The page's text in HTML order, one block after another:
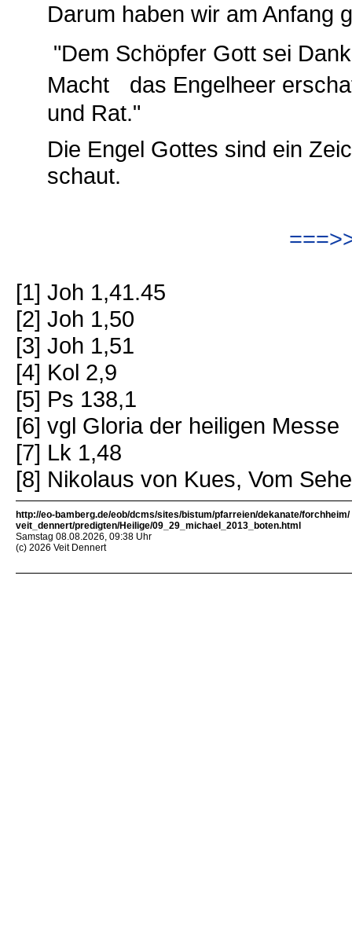
Darum haben wir am Anfang
"Dem Schöpfer Gott sei
Macht das Engelheer
und Rat."
Die Engel Gottes sind ein
schaut.
[1] Joh 1,41.45
[2] Joh 1,50
[3] Joh 1,51
[4] Kol 2,9
[5] Ps 138,1
[6] vgl Gloria der heiligen Messe
[7] Lk 1,48
[8] Nikolaus von Kues, Vom
http://eo-bamberg.de/eob/dcms/sites/bistum/pfarreien/dekanate/forchheim/
veit_dennert/predigten/Heilige/09_29_michael_2013_boten.html
Samstag 08.08.2026, 09:38 Uhr
(c) 2026 Veit Dennert